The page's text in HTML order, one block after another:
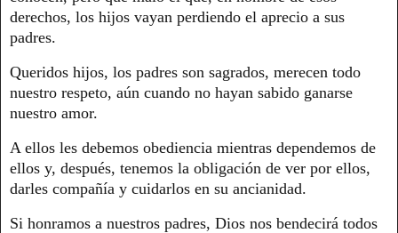
derechos, los hijos vayan perdiendo el aprecio a sus
padres.
Queridos hijos, los padres son sagrados, merecen todo
nuestro respeto, aún cuando no hayan sabido ganarse
nuestro amor.
A ellos les debemos obediencia mientras dependemos de
ellos y, después, tenemos la obligación de ver por ellos,
darles compañía y cuidarlos en su ancianidad.
Si honramos a nuestros padres, Dios nos bendecirá todos